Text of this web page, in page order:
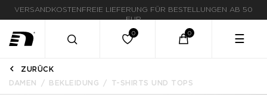
LIEFERUNG IN 1-3 WERKTAGEN
☰
ZURÜCK
DAMEN
BEKLEIDUNG T-SHIRTS UND TOPS